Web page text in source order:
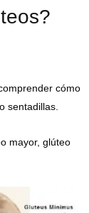
cómo
sentadillas.
mayor, glúteo